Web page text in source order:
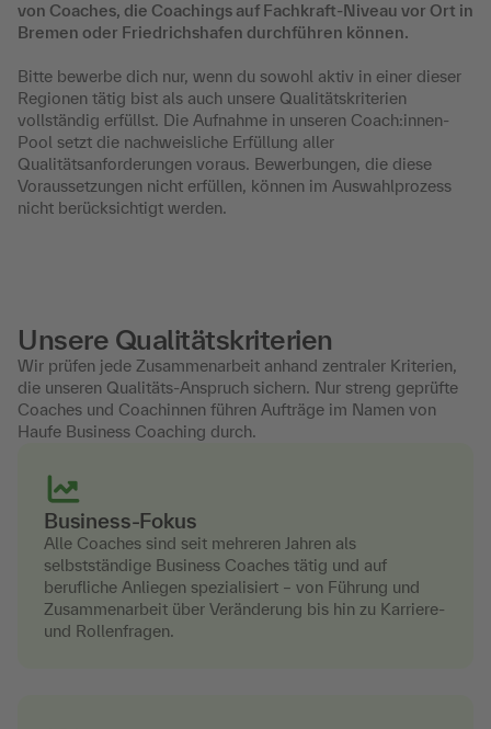
von Coaches, die Coachings auf Fachkraft-Niveau vor Ort in
Bremen oder Friedrichshafen durchführen können.
Bitte bewerbe dich nur, wenn du sowohl aktiv in einer dieser
Regionen tätig bist als auch unsere Qualitätskriterien
vollständig erfüllst. Die Aufnahme in unseren Coach:innen-
Pool setzt die nachweisliche Erfüllung aller
Qualitätsanforderungen voraus. Bewerbungen, die diese
Voraussetzungen nicht erfüllen, können im Auswahlprozess
nicht berücksichtigt werden.
Unsere Qualitätskriterien
Wir prüfen jede Zusammenarbeit anhand zentraler Kriterien,
die unseren Qualitäts-Anspruch sichern. Nur streng geprüfte
Coaches und Coachinnen führen Aufträge im Namen von
Haufe Business Coaching durch.
Business-Fokus
Alle Coaches sind seit mehreren Jahren als
selbstständige Business Coaches tätig und auf
berufliche Anliegen spezialisiert – von Führung und
Zusammenarbeit über Veränderung bis hin zu Karriere-
und Rollenfragen.